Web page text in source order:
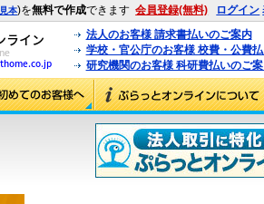
見本)を無料で作成できます 会員登録(無料) ログイン
法人のお客様 請求書払いのご案内
学校・官公庁のお客様 校費・公費
研究機関のお客様 科研費払いのご